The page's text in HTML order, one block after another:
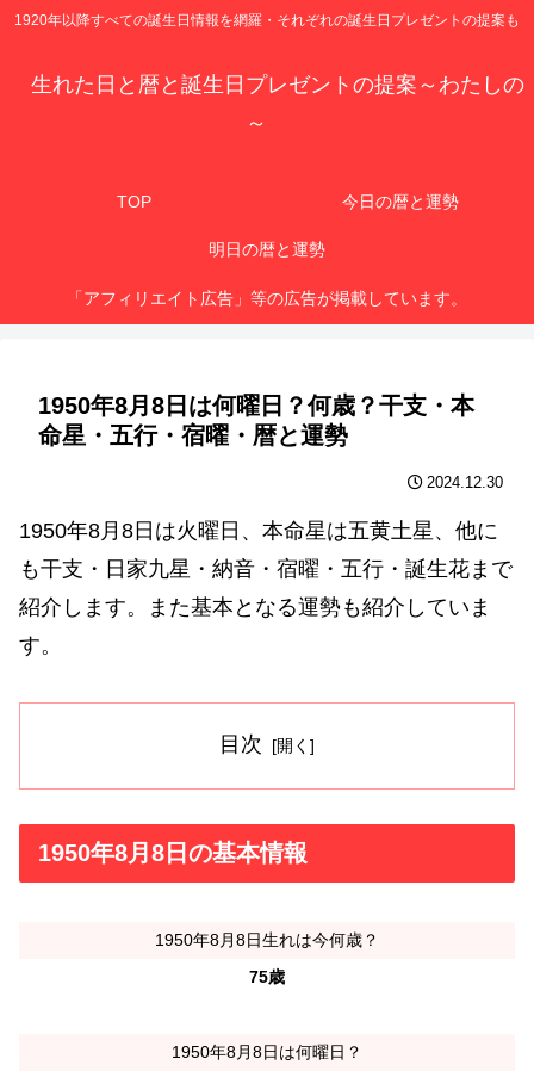
1920年以降すべての誕生日情報を網羅・それぞれの誕生日プレゼントの提案も
生れた日と暦と誕生日プレゼントの提案～わたしの
～
TOP 今日の暦と運勢
明日の暦と運勢
「アフィリエイト広告」等の広告が掲載しています。
1950年8月8日は何曜日？何歳？干支・本
命星・五行・宿曜・暦と運勢
2024.12.30
1950年8月8日は火曜日、本命星は五黄土星、他に
も干支・日家九星・納音・宿曜・五行・誕生花まで
紹介します。また基本となる運勢も紹介していま
す。
目次
1950年8月8日の基本情報
1950年8月8日生れは今何歳？
75歳
1950年8月8日は何曜日？